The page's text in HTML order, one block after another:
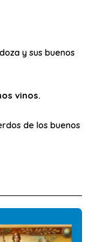
y sus buenos
vinos.
de los buenos